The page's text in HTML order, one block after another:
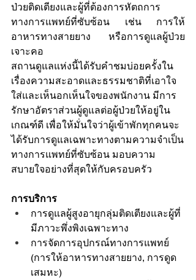
ป่วยติดเตียงและผู้ที่ต้องการหัตถการ
ทางการแพทย์ที่ซับซ้อน เช่น การให้
อาหารทางสายยาง หรือการดูแลผู้ป่วย
เจาะคอ
สถานดูแลแห่งนี้ได้รับคำชมบ่อยครั้งใน
เรื่องความสะอาดและธรรมชาติที่เอาใจ
ใส่และเห็นอกเห็นใจของพนักงาน มีการ
รักษาอัตราส่วนผู้ดูแลต่อผู้ป่วยให้อยู่ใน
เกณฑ์ดี เพื่อให้มั่นใจว่าผู้เข้าพักทุกคนจะ
ได้รับการดูแลเฉพาะทางตามความจำเป็น
ทางการแพทย์ที่ซับซ้อน มอบความ
สบายใจอย่างที่สุดให้กับครอบครัว
การบริการ
การดูแลผู้สูงอายุกลุ่มติดเตียงและผู้ที่
มีภาวะพึ่งพิงเฉพาะทาง
การจัดการอุปกรณ์ทางการแพทย์
(การให้อาหารทางสายยาง, การดูด
เสมหะ)